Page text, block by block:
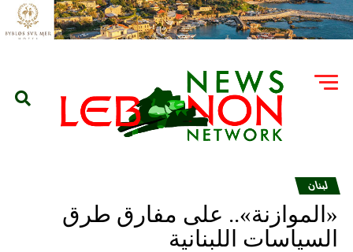
لبنان
«الموازنة».. على مفارق طرق
السياسات اللبنانية